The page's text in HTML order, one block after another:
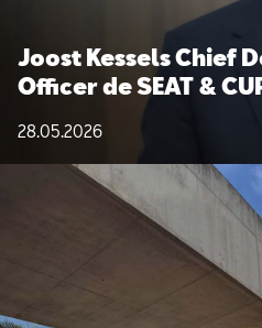
Joost Kessels Chief
Officer de SEAT &
28.05.2026